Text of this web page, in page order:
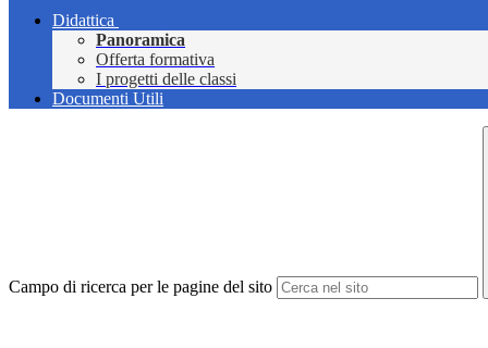
Didattica
Panoramica
Offerta formativa
I progetti delle classi
Documenti Utili
Campo di ricerca per le pagine del sito